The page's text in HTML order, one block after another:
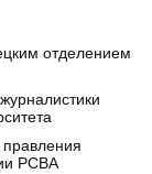
отделением
РСВА